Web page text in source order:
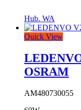
Hub. WA
Quick View
OSRAM
AM480730055